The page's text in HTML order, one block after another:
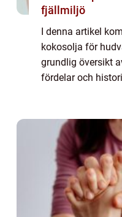
fjällmiljö
I denna artikel
kokosolja för
grundlig översikt
fördelar och